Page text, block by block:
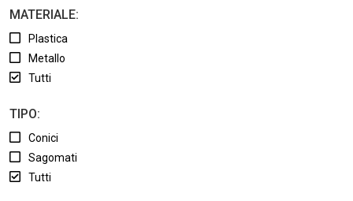
MATERIALE:
Plastica
Metallo
Tutti
TIPO:
Conici
Sagomati
Tutti